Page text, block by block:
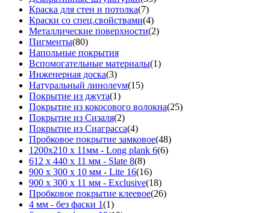
Краска для стен и потолка(7)
Краски со спец.свойствами(4)
Металлические поверхности(2)
Пигменты(80)
Напольные покрытия
Вспомогательные материалы(1)
Инженерная доска(3)
Натуральный линолеум(15)
Покрытие из джута(1)
Покрытие из кокосового волокна(25)
Покрытие из Сизаля(2)
Покрытие из Сиаграсса(4)
Пробковое покрытие замковое(48)
1200х210 х 11мм - Long plank 6(6)
612 х 440 х 11 мм - Slate 8(8)
900 х 300 х 10 мм - Lite 16(16)
900 х 300 х 11 мм - Exclusive(18)
Пробковое покрытие клеевое(26)
4 мм - без фаски 1(1)